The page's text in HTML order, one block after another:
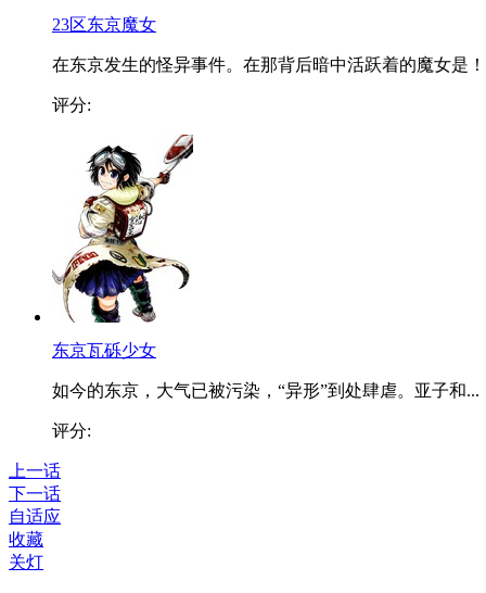
23区东京魔女
在东京发生的怪异事件。在那背后暗中活跃着的魔女是！
评分:
东京瓦砾少女
如今的东京，大气已被污染，“异形”到处肆虐。亚子和...
评分:
上一话
下一话
自适应
收藏
关灯